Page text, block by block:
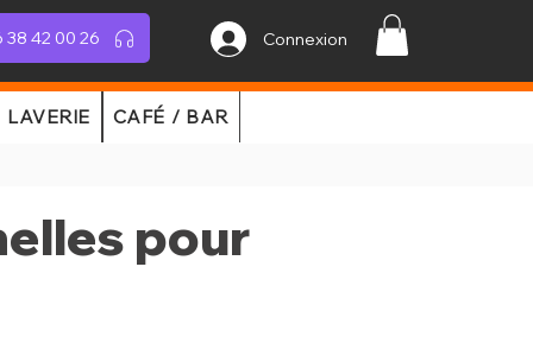
38 42 00 26 Connexion
LAVERIE CAFÉ / BAR
pour